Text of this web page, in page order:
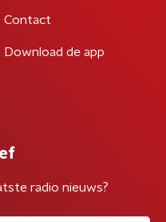
Contact
Download de app
radio nieuws?